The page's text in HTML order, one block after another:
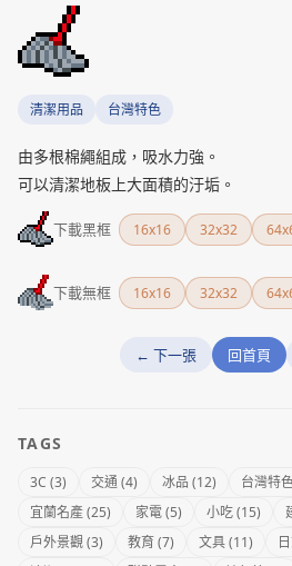
清潔用品 台灣特色
由多根棉繩組成，吸水力強。
可以清潔地板上大面積的汙垢。
下載黑框 16x16 32x32
下載無框 16x16 32x32
← 下一張 回首頁
TAGS
3C (3) 交通 (4) 冰品 (12) 台灣特
宜蘭名產 (25)
家電 (5) 小吃 (15)
戶外景觀 (3)
教育 (7) 文具 (11)